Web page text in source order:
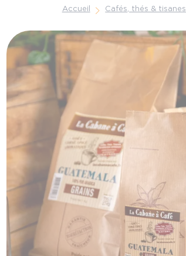
Accueil Cafés, thés & tisanes